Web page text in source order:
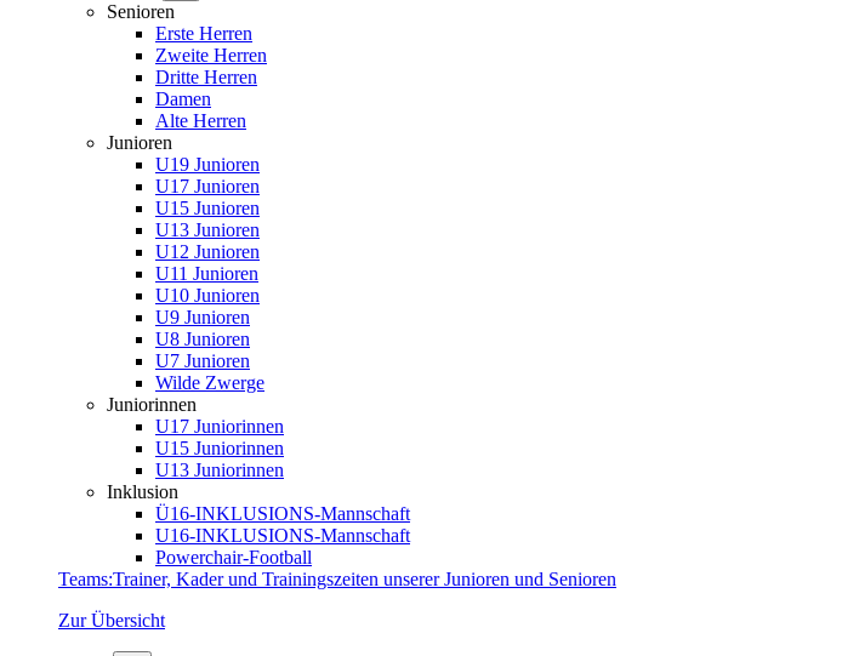
Senioren
Erste Herren
Zweite Herren
Dritte Herren
Damen
Alte Herren
Junioren
U19 Junioren
U17 Junioren
U15 Junioren
U13 Junioren
U12 Junioren
U11 Junioren
U10 Junioren
U9 Junioren
U8 Junioren
U7 Junioren
Wilde Zwerge
Juniorinnen
U17 Juniorinnen
U15 Juniorinnen
U13 Juniorinnen
Inklusion
Ü16-INKLUSIONS-Mannschaft
U16-INKLUSIONS-Mannschaft
Powerchair-Football
Teams:Trainer, Kader und Trainingszeiten unserer Junioren und Senioren
Zur Übersicht